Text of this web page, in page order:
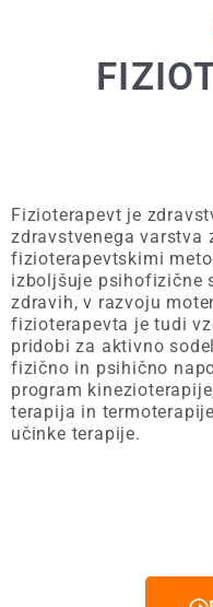
Fizioterapevt je
zdravstvenega varstva
fizioterapevtskimi
izboljšuje psihofizične
zdravih, v razvoju
fizioterapevta je tudi
pridobi za aktivno
fizično in psihično
program
terapija in
učinke terapije.